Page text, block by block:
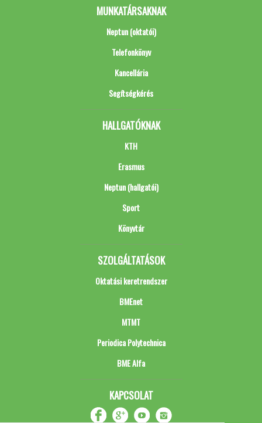
MUNKATÁRSAKNAK
Neptun (oktatói)
Telefonkönyv
Kancellária
Segítségkérés
HALLGATÓKNAK
KTH
Erasmus
Neptun (hallgatói)
Sport
Könyvtár
SZOLGÁLTATÁSOK
Oktatási keretrendszer
BMEnet
MTMT
Periodica Polytechnica
BME Alfa
KAPCSOLAT